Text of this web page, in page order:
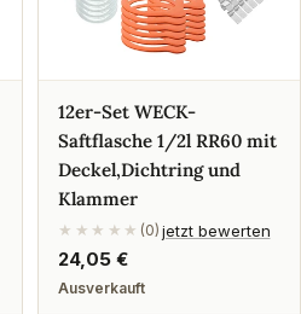
12er-Set WECK-
Saftflasche 1/2l RR60 mit
Deckel,Dichtring und
Klammer
★★★★★ (0) jetzt bewerten
Regulärer
Preis
24,05 €
Ausverkauft